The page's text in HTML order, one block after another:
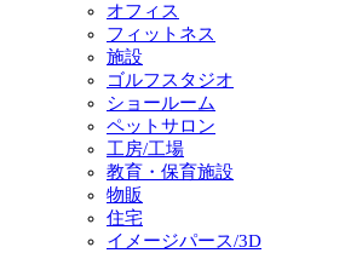
オフィス
フィットネス
施設
ゴルフスタジオ
ショールーム
ペットサロン
工房/工場
教育・保育施設
物販
住宅
イメージパース/3D